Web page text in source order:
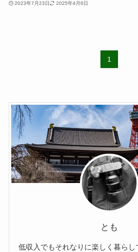
2023年7月23日 2025年4月6日
1
とも
低収入でもそれなりに楽しく暮らし